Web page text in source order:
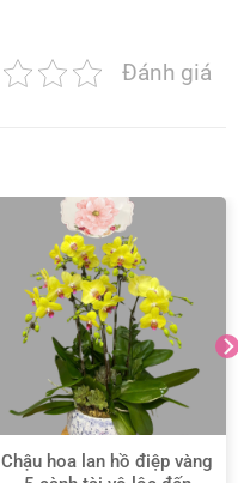
Đánh giá
Chậu hoa lan hồ điệp vàng